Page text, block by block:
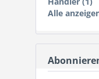
Alle